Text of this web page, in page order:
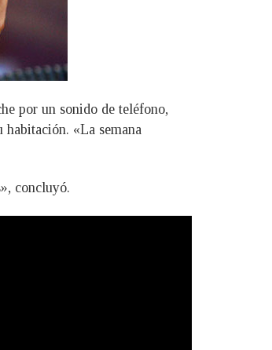
por un sonido de teléfono,
habitación. «La semana
concluyó.